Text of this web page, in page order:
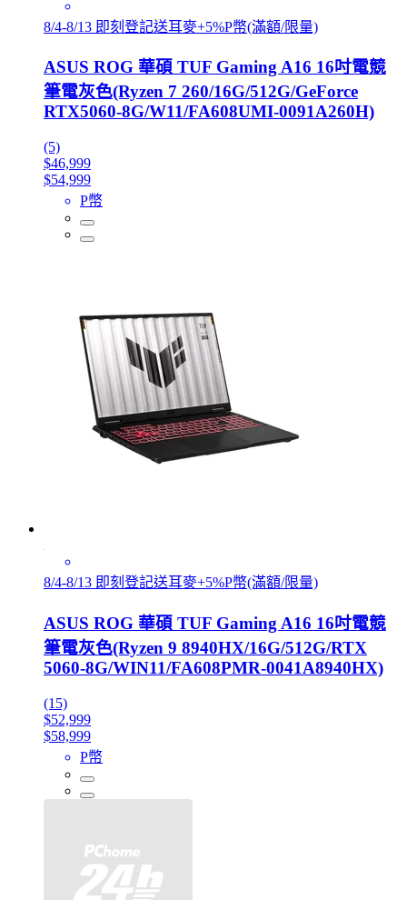
8/4-8/13 即刻登記送耳麥+5%P幣(滿額/限量)
ASUS ROG 華碩 TUF Gaming A16 16吋電競
筆電灰色(Ryzen 7 260/16G/512G/GeForce
RTX5060-8G/W11/FA608UMI-0091A260H)
(5)
$46,999
$54,999
P幣
8/4-8/13 即刻登記送耳麥+5%P幣(滿額/限量)
ASUS ROG 華碩 TUF Gaming A16 16吋電競
筆電灰色(Ryzen 9 8940HX/16G/512G/RTX
5060-8G/WIN11/FA608PMR-0041A8940HX)
(15)
$52,999
$58,999
P幣